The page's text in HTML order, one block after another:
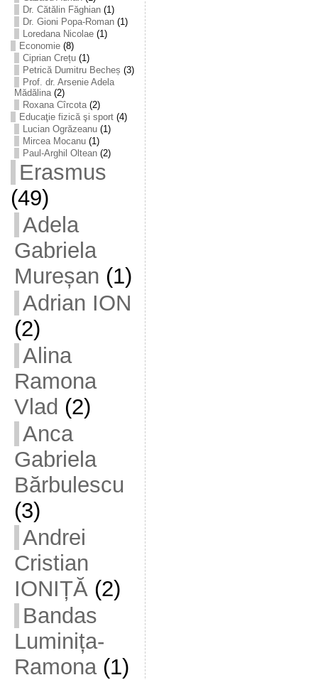
Dr. Cătălin Făghian(1)
Dr. Gioni Popa-Roman(1)
Loredana Nicolae(1)
Economie(8)
Ciprian Crețu(1)
Petrică Dumitru Becheș (3)
Prof. dr. Arsenie Adela
Mădălina(2)
Roxana Cîrcota(2)
Educaţie fizică şi sport(4)
Lucian Ogrăzeanu(1)
Mircea Mocanu(1)
Paul-Arghil Oltean(2)
Erasmus
(49)
Adela
Gabriela
Mureșan (1)
Adrian ION
(2)
Alina
Ramona
Vlad (2)
Anca
Gabriela
Bărbulescu
(3)
Andrei
Cristian
IONIȚĂ(2)
Bandas
Luminița-
Ramona(1)